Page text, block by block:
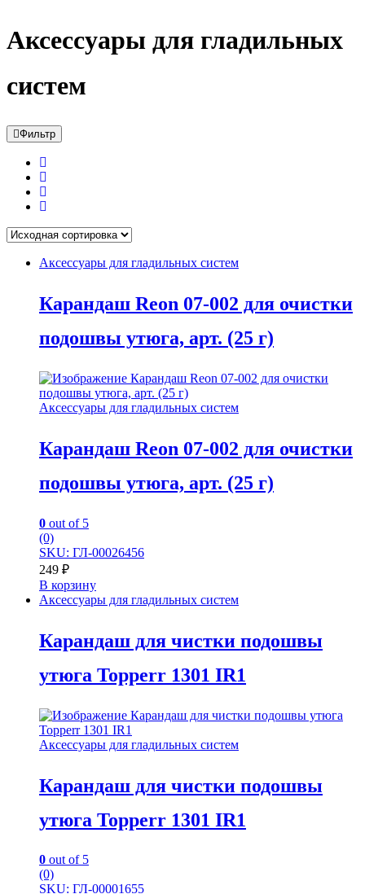
Аксессуары для гладильных
систем
Фильтр
Аксессуары для гладильных систем
Карандаш Reon 07-002 для очистки
подошвы утюга, арт. (25 г)
Аксессуары для гладильных систем
Карандаш Reon 07-002 для очистки
подошвы утюга, арт. (25 г)
0 out of 5
(0)
SKU: ГЛ-00026456
249 ₽
В корзину
Аксессуары для гладильных систем
Карандаш для чистки подошвы
утюга Topperr 1301 IR1
Аксессуары для гладильных систем
Карандаш для чистки подошвы
утюга Topperr 1301 IR1
0 out of 5
(0)
SKU: ГЛ-00001655